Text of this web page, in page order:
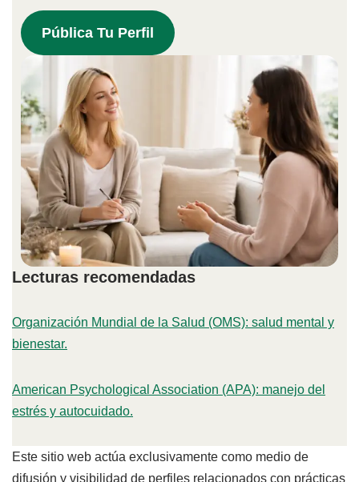
Pública Tu Perfil
Lecturas recomendadas
Organización Mundial de la Salud (OMS): salud mental y
bienestar.
American Psychological Association (APA): manejo del
estrés y autocuidado.
Este sitio web actúa exclusivamente como medio de
difusión y visibilidad de perfiles relacionados con prácticas